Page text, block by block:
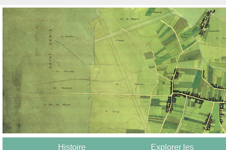
Histoire
Explorer les